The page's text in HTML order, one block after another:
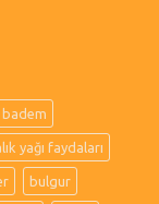
badem
yağı faydaları
bulgur